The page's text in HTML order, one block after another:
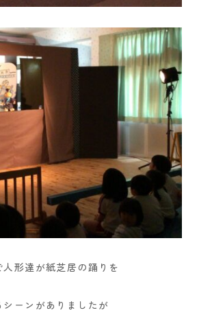
人形達が紙芝居の踊りを
シーンがありましたが